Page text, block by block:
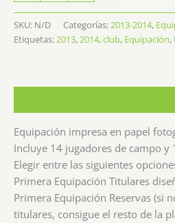
cantidad
SKU: N/D Categorías: 2013-2014,
Etiquetas: 2013, 2014,club, Equipación,
Equipación impresa en papel
Incluye 14 jugadores de campo y
Elegir entre las siguientes
Primera Equipación Titulares
Primera Equipación Reservas (si
titulares, consigue el resto de la